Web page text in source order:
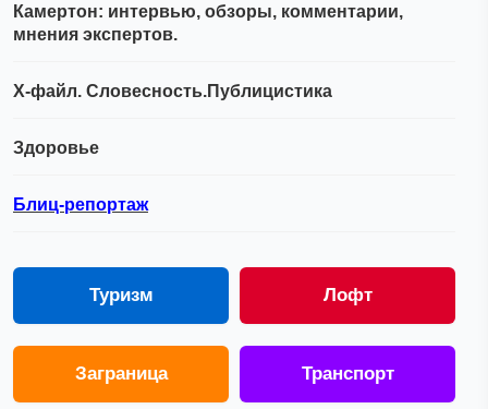
Камертон: интервью, обзоры, комментарии,
мнения экспертов.
Х-файл. Словесность.Публицистика
Здоровье
Блиц-репортаж
Туризм Лофт
Заграница Транспорт